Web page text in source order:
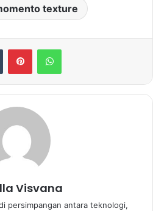
texture
Tumblr PinterestWhatsApp
Visvana
persimpangan antara teknologi,